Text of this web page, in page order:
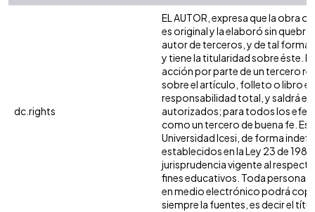
dc.rights
EL AUTOR, expresa que la obra
es original y la elaboró sin
autor de terceros, y de tal forma,
y tiene la titularidad sobre éste.
acción por parte de un tercero
sobre el artículo, folleto o libro en
responsabilidad total, y saldrá
autorizados; para todos los
como un tercero de buena fe.
Universidad Icesi, de forma
establecidos en la Ley 23 de
jurisprudencia vigente al
fines educativos. Toda persona
en medio electrónico podrá
siempre la fuentes, es decir el